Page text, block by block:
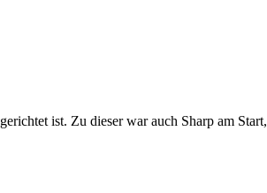
ist. Zu dieser war auch Sharp am Start,